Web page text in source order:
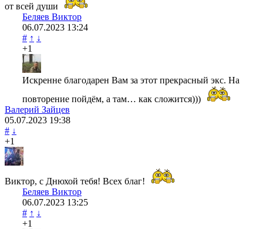
от всей души
Беляев Виктор
06.07.2023 13:24
# ↑ ↓
+1
Искренне благодарен Вам за этот прекрасный экс. На
повторение пойдём, а там… как сложится)))
Валерий Зайцев
05.07.2023 19:38
# ↓
+1
Виктор, с Днюхой тебя! Всех благ!
Беляев Виктор
06.07.2023 13:25
# ↑ ↓
+1